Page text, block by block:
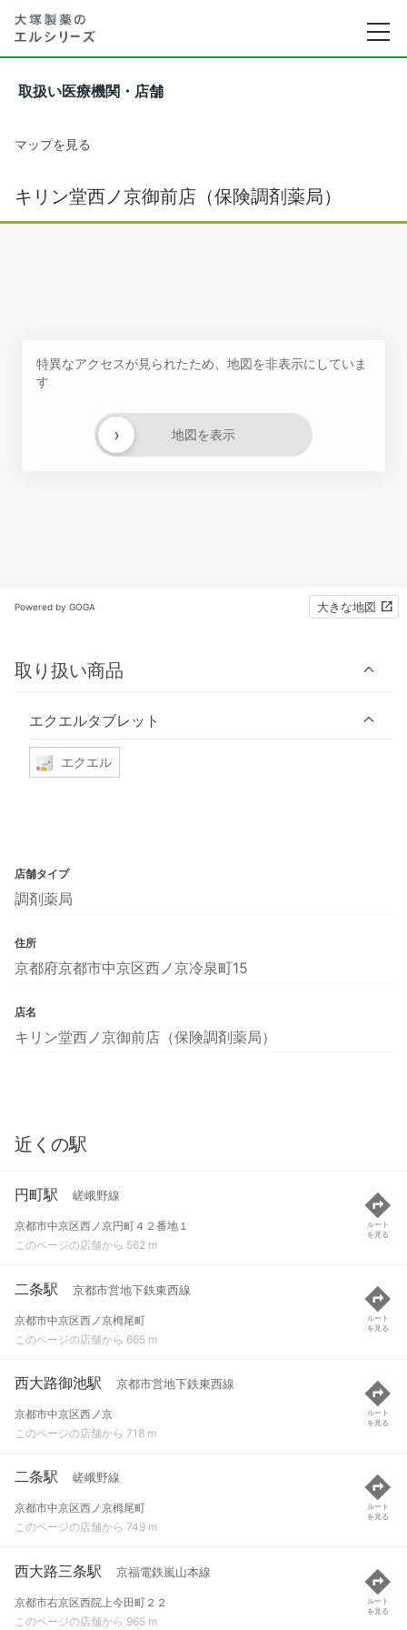
取扱い医療機関・店舗
マップを見る
キリン堂西ノ京御前店（保険調剤薬局）
特異なアクセスが見られたため、地図を非表示にしていま
す
地図を表示
›
Powered by GOGA 大きな地図
取り扱い商品
エクエルタブレット
エクエル
店舗タイプ
調剤薬局
住所
京都府京都市中京区西ノ京冷泉町15
店名
キリン堂西ノ京御前店（保険調剤薬局）
近くの駅
円町駅 嵯峨野線
京都市中京区西ノ京円町４２番地１
このページの店舗から 562 m
ルート
を見る
二条駅 京都市営地下鉄東西線
京都市中京区西ノ京栂尾町
このページの店舗から 665 m
ルート
を見る
西大路御池駅 京都市営地下鉄東西線
京都市中京区西ノ京
このページの店舗から 718 m
ルート
を見る
二条駅 嵯峨野線
京都市中京区西ノ京栂尾町
このページの店舗から 749 m
ルート
を見る
西大路三条駅 京福電鉄嵐山本線
京都市右京区西院上今田町２２
このページの店舗から 965 m
ルート
を見る